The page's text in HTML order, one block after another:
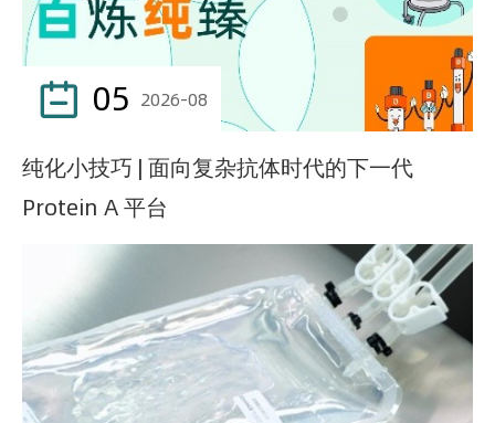
 05 2026-08
纯化小技巧 | 面向复杂抗体时代的下一代
Protein A 平台